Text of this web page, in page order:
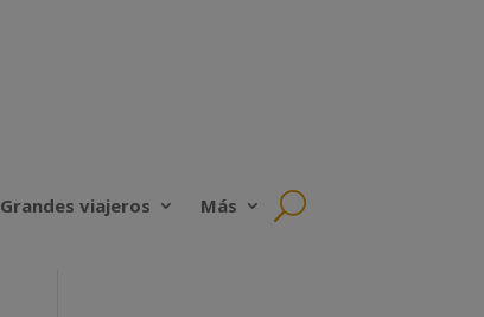
Grandes viajeros Más